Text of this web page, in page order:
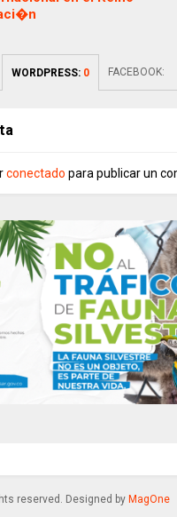
WORDPRESS: 0 FACEBOOK:
conectado para publicar un
reserved. Designed by MagOne